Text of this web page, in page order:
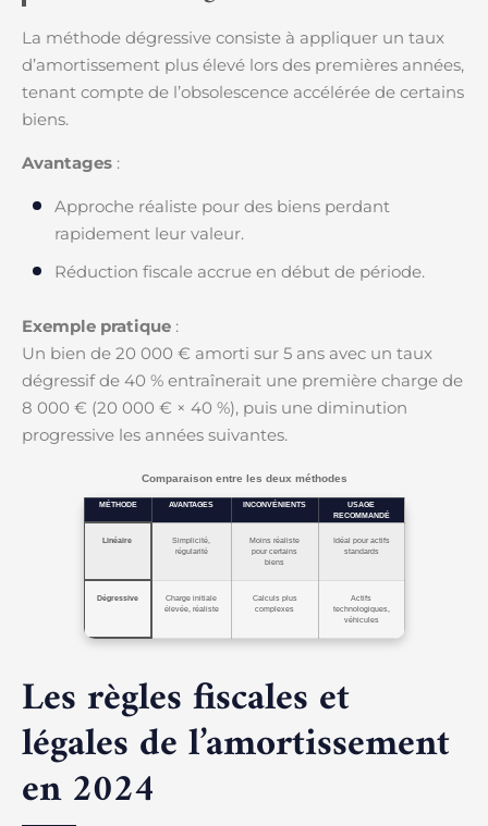
La méthode dégressive consiste à appliquer un taux
d’amortissement plus élevé lors des premières années,
tenant compte de l’obsolescence accélérée de certains
biens.
Avantages :
Approche réaliste pour des biens perdant
rapidement leur valeur.
Réduction fiscale accrue en début de période.
Exemple pratique :
Un bien de 20 000 € amorti sur 5 ans avec un taux
dégressif de 40 % entraînerait une première charge de
8 000 € (20 000 € × 40 %), puis une diminution
progressive les années suivantes.
Comparaison entre les deux méthodes
MÉTHODE AVANTAGES INCONVÉNIENTS
USAGE
RECOMMANDÉ
Linéaire
Simplicité,
régularité
Moins réaliste
pour certains
biens
Idéal pour actifs
standards
Dégressive
Charge initiale
élevée, réaliste
Calculs plus
complexes
Actifs
technologiques,
véhicules
Les règles fiscales et
légales de l’amortissement
en 2024